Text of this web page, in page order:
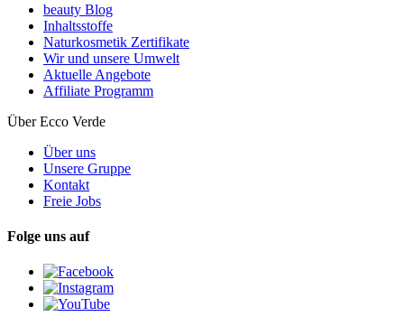
beauty Blog
Inhaltsstoffe
Naturkosmetik Zertifikate
Wir und unsere Umwelt
Aktuelle Angebote
Affiliate Programm
Über Ecco Verde
Über uns
Unsere Gruppe
Kontakt
Freie Jobs
Folge uns auf